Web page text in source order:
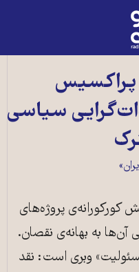
پراکسیس
سیاسی
کورکورانه‌ی پروژه‌های
به بهانه‌ی نقصان.
وبری است: نقد